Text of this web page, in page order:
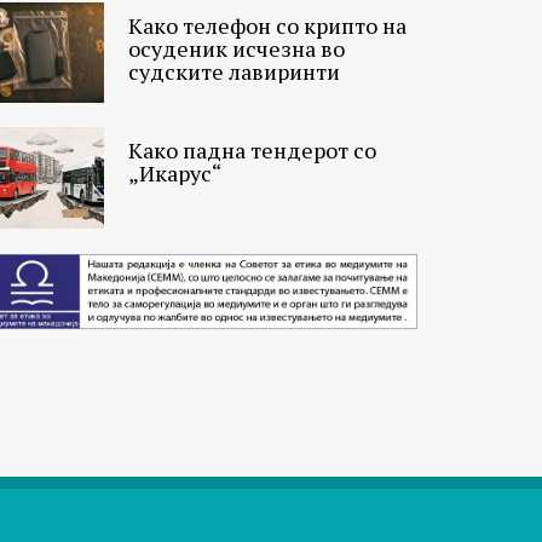
Како телефон со крипто на
осуденик исчезна во
судските лавиринти
Како падна тендерот со
„Икарус“